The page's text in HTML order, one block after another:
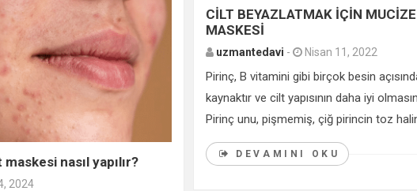
nasıl yapılır?
2024
CİLT BEYAZLATMAK İÇİN
MASKESİ
uzmantedavi - Nisan 11, 2022
Pirinç, B vitamini gibi birçok besin
kaynaktır ve cilt yapısının daha iyi
Pirinç unu, pişmemiş, çiğ pirincin toz
DEVAMINI OKU